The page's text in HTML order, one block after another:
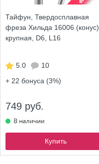
Тайфун, Твердосплавная
фреза Хильда 16006 (конус),
крупная, D6, L16
5.0
10
+ 22 бонуса (3%)
749 руб.
Купить